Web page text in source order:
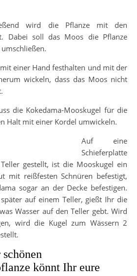
wird die Pflanze mit den
Dabei soll das Moos die Pflanze
einer Hand festhalten und mit der
wickeln, dass das Moos nicht
die Kokedama-Mooskugel für die
Halt mit einer Kordel umwickeln.
Auf eine
Schieferplatte
gestellt, ist die Mooskugel ein
mit reißfesten Schnüren befestigt,
sogar an der Decke befestigen.
auf einem Teller, gießt Ihr die
Wasser auf den Teller gebt. Wird
wird die Kugel zum Wässern 2
könnt Ihr eure